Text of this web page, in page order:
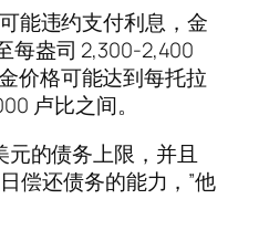
能违约支付利息，金
每盎司 2,300-2,400
价格可能达到每托拉
卢比之间。
元的债务上限，并且
偿还债务的能力，”他